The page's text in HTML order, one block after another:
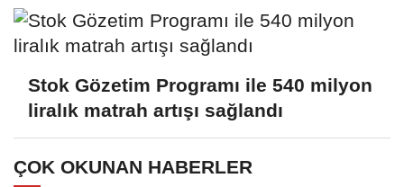
Stok Gözetim Programı ile 540 milyon
liralık matrah artışı sağlandı
ÇOK OKUNAN HABERLER